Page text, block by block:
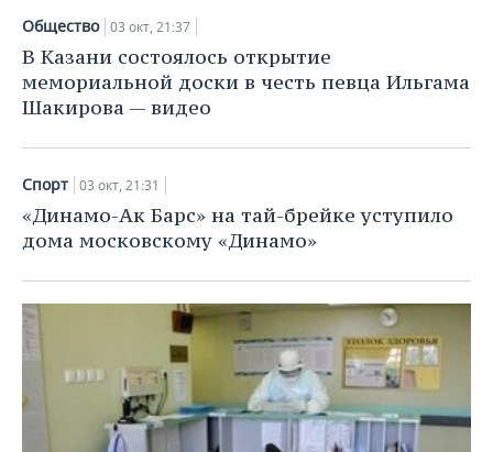
ВОДНЫЕ ВИДЫ СПОРТА
ХОККЕЙ С МЯЧОМ
ОБРАЗОВАНИЕ
ПРОИСШЕСТВИЯ
Общество 03 окт, 21:37
В Казани состоялось открытие
мемориальной доски в честь певца Ильгама
Шакирова — видео
Спорт 03 окт, 21:31
«Динамо-Ак Барс» на тай-брейке уступило
дома московскому «Динамо»